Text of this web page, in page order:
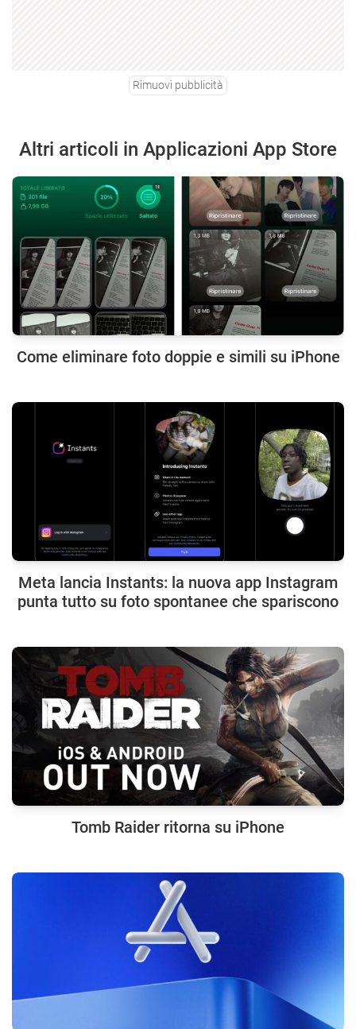
Rimuovi pubblicità
Altri articoli in Applicazioni App Store
Come eliminare foto doppie e simili su iPhone
Meta lancia Instants: la nuova app Instagram
punta tutto su foto spontanee che spariscono
Tomb Raider ritorna su iPhone